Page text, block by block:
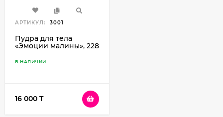
АРТИКУЛ: 3001
Пудра для тела
«Эмоции малины», 228
В НАЛИЧИИ
16 000 T